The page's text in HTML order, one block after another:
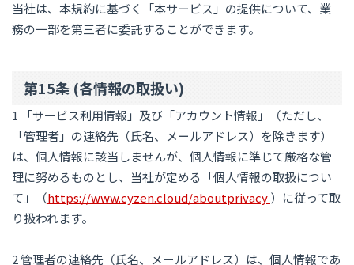
当社は、本規約に基づく「本サービス」の提供について、業
務の一部を第三者に委託することができます。
第15条 (各情報の取扱い)
1 「サービス利用情報」及び「アカウント情報」（ただし、
「管理者」の連絡先（氏名、メールアドレス）を除きます）
は、個人情報に該当しませんが、個人情報に準じて厳格な管
理に努めるものとし、当社が定める「個人情報の取扱につい
て」（https://www.cyzen.cloud/aboutprivacy）に従って取
り扱われます。
2 管理者の連絡先（氏名、メールアドレス）は、個人情報であ